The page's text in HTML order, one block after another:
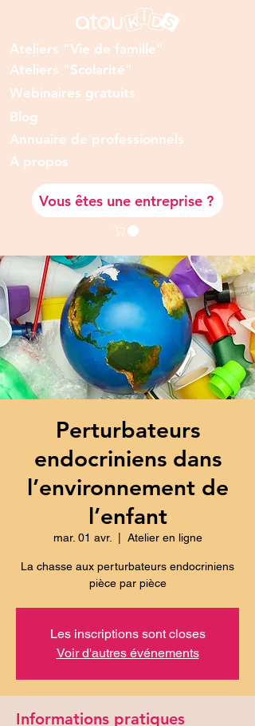
Ateliers "Vie de famille"
Ateliers "Scolarité"
Webinaires gratuits
Blog
Annuaire de professionnels
A propos
Vous êtes une entreprise ?
Perturbateurs
endocriniens dans
l’environnement de
l’enfant
mar. 01 avr. Atelier en ligne
La chasse aux perturbateurs endocriniens
pièce par pièce
Les inscriptions sont closes
Voir d'autres événements
Informations pratiques